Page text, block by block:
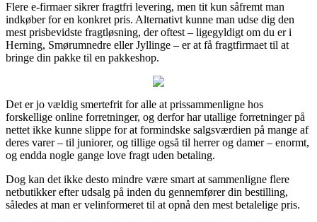
Flere e-firmaer sikrer fragtfri levering, men tit kun såfremt man
indkøber for en konkret pris. Alternativt kunne man udse dig den
mest prisbevidste fragtløsning, der oftest – ligegyldigt om du er i
Herning, Smørumnedre eller Jyllinge – er at få fragtfirmaet til at
bringe din pakke til en pakkeshop.
Det er jo vældig smertefrit for alle at prissammenligne hos
forskellige online forretninger, og derfor har utallige forretninger på
nettet ikke kunne slippe for at formindske salgsværdien på mange af
deres varer – til juniorer, og tillige også til herrer og damer – enormt,
og endda nogle gange love fragt uden betaling.
Dog kan det ikke desto mindre være smart at sammenligne flere
netbutikker efter udsalg på inden du gennemfører din bestilling,
således at man er velinformeret til at opnå den mest betalelige pris.